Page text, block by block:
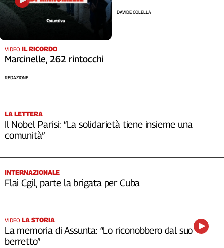
VIDEO IL RICORDO
Marcinelle, 262 rintocchi
REDAZIONE
DAVIDE COLELLA
LA LETTERA
Il Nobel Parisi: “La solidarietà tiene insieme una
comunità”
INTERNAZIONALE
Flai Cgil, parte la brigata per Cuba
VIDEO LA STORIA
La memoria di Assunta: “Lo riconobbero dal suo
berretto”